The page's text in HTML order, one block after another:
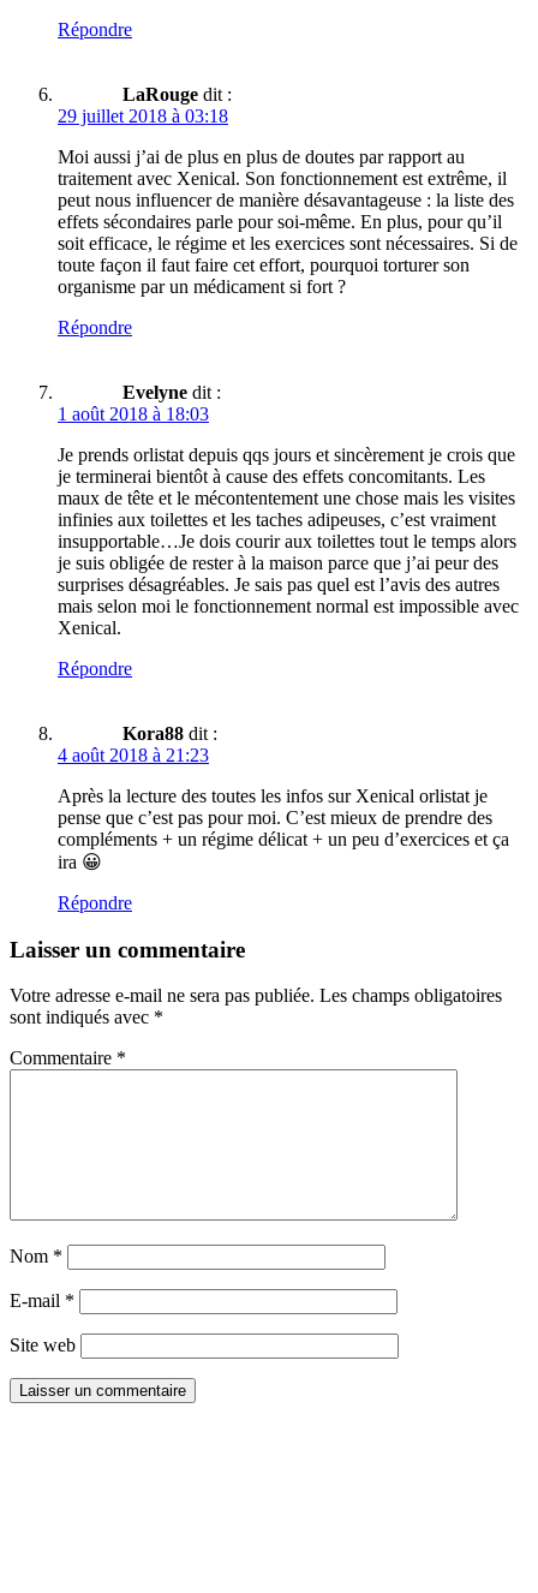
Répondre
LaRouge dit :
29 juillet 2018 à 03:18
Moi aussi j’ai de plus en plus de doutes par rapport au
traitement avec Xenical. Son fonctionnement est extrême, il
peut nous influencer de manière désavantageuse : la liste des
effets sécondaires parle pour soi-même. En plus, pour qu’il
soit efficace, le régime et les exercices sont nécessaires. Si de
toute façon il faut faire cet effort, pourquoi torturer son
organisme par un médicament si fort ?
Répondre
Evelyne dit :
1 août 2018 à 18:03
Je prends orlistat depuis qqs jours et sincèrement je crois que
je terminerai bientôt à cause des effets concomitants. Les
maux de tête et le mécontentement une chose mais les visites
infinies aux toilettes et les taches adipeuses, c’est vraiment
insupportable…Je dois courir aux toilettes tout le temps alors
je suis obligée de rester à la maison parce que j’ai peur des
surprises désagréables. Je sais pas quel est l’avis des autres
mais selon moi le fonctionnement normal est impossible avec
Xenical.
Répondre
Kora88 dit :
4 août 2018 à 21:23
Après la lecture des toutes les infos sur Xenical orlistat je
pense que c’est pas pour moi. C’est mieux de prendre des
compléments + un régime délicat + un peu d’exercices et ça
ira 😀
Répondre
Laisser un commentaire
Votre adresse e-mail ne sera pas publiée. Les champs obligatoires
sont indiqués avec *
Commentaire *
Nom *
E-mail *
Site web